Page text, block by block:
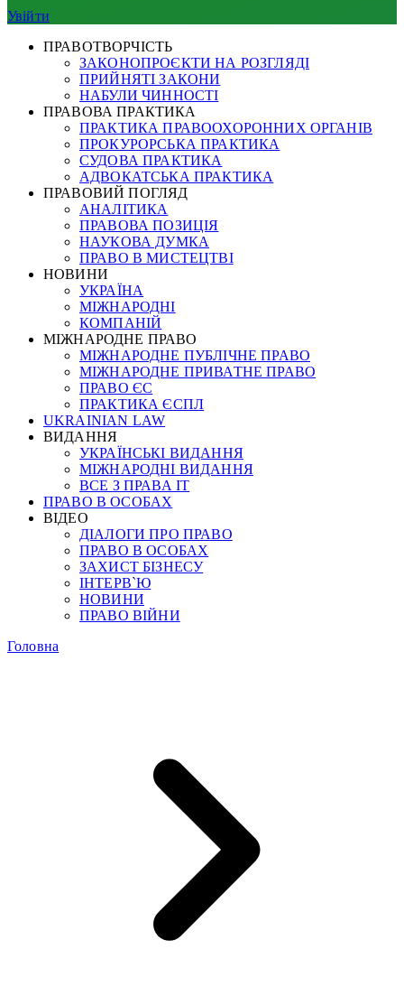
Увійти
ПРАВОТВОРЧІСТЬ
ЗАКОНОПРОЄКТИ НА РОЗГЛЯДІ
ПРИЙНЯТІ ЗАКОНИ
НАБУЛИ ЧИННОСТІ
ПРАВОВА ПРАКТИКА
ПРАКТИКА ПРАВООХОРОННИХ ОРГАНІВ
ПРОКУРОРСЬКА ПРАКТИКА
СУДОВА ПРАКТИКА
АДВОКАТСЬКА ПРАКТИКА
ПРАВОВИЙ ПОГЛЯД
АНАЛІТИКА
ПРАВОВА ПОЗИЦІЯ
НАУКОВА ДУМКА
ПРАВО В МИСТЕЦТВІ
НОВИНИ
УКРАЇНА
МІЖНАРОДНІ
КОМПАНІЙ
МІЖНАРОДНЕ ПРАВО
МІЖНАРОДНЕ ПУБЛІЧНЕ ПРАВО
МІЖНАРОДНЕ ПРИВАТНЕ ПРАВО
ПРАВО ЄС
ПРАКТИКА ЄСПЛ
UKRAINIAN LAW
ВИДАННЯ
УКРАЇНСЬКІ ВИДАННЯ
МІЖНАРОДНІ ВИДАННЯ
ВСЕ З ПРАВА ІТ
ПРАВО В ОСОБАХ
ВІДЕО
ДІАЛОГИ ПРО ПРАВО
ПРАВО В ОСОБАХ
ЗАХИСТ БІЗНЕСУ
ІНТЕРВ`Ю
НОВИНИ
ПРАВО ВІЙНИ
Головна